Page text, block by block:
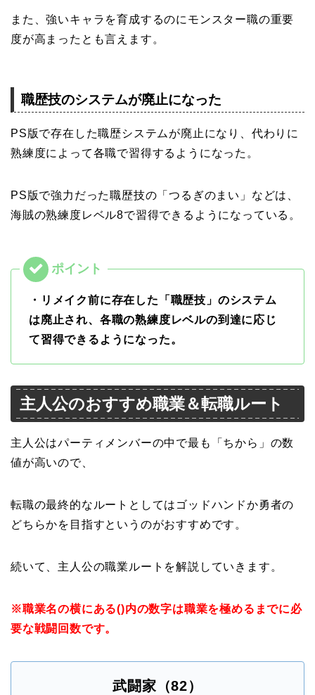
また、強いキャラを育成するのにモンスター職の重要
度が高まったとも言えます。
職歴技のシステムが廃止になった
PS版で存在した職歴システムが廃止になり、代わりに
熟練度によって各職で習得するようになった。
PS版で強力だった職歴技の「つるぎのまい」などは、
海賊の熟練度レベル8で習得できるようになっている。
・リメイク前に存在した「職歴技」のシステム
は廃止され、各職の熟練度レベルの到達に応じ
て習得できるようになった。
主人公のおすすめ職業＆転職ルート
主人公はパーティメンバーの中で最も「ちから」の数
値が高いので、
転職の最終的なルートとしてはゴッドハンドか勇者の
どちらかを目指すというのがおすすめです。
続いて、主人公の職業ルートを解説していきます。
※職業名の横にある()内の数字は職業を極めるまでに必
要な戦闘回数です。
武闘家（82）